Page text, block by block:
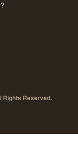
Rights Reserved.